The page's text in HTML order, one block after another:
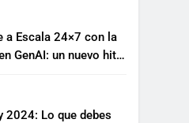
a Escala 24×7 con la
GenAI: un nuevo hito
2024: Lo que debes